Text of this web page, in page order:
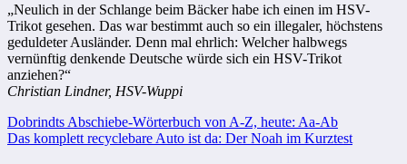
„Neulich in der Schlange beim Bäcker habe ich einen im HSV-
Trikot gesehen. Das war bestimmt auch so ein illegaler, höchstens
geduldeter Ausländer. Denn mal ehrlich: Welcher halbwegs
vernünftig denkende Deutsche würde sich ein HSV-Trikot
anziehen?“
Christian Lindner, HSV-Wuppi
Beitragsnavigation
Dobrindts Abschiebe-Wörterbuch von A-Z, heute: Aa-Ab
Das komplett recyclebare Auto ist da: Der Noah im Kurztest